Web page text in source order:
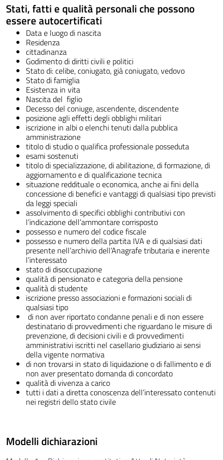
Stati, fatti e qualità personali che possono
essere autocertificati
Data e luogo di nascita
Residenza
cittadinanza
Godimento di diritti civili e politici
Stato di: celibe, coniugato, già coniugato, vedovo
Stato di famiglia
Esistenza in vita
Nascita del figlio
Decesso del coniuge, ascendente, discendente
posizione agli effetti degli obblighi militari
iscrizione in albi o elenchi tenuti dalla pubblica
amministrazione
titolo di studio o qualifica professionale posseduta
esami sostenuti
titolo di specializzazione, di abilitazione, di formazione, di
aggiornamento e di qualificazione tecnica
situazione reddituale o economica, anche ai fini della
concessione di benefici e vantaggi di qualsiasi tipo previsti
da leggi speciali
assolvimento di specifici obblighi contributivi con
l’indicazione dell’ammontare corrisposto
possesso e numero del codice fiscale
possesso e numero della partita IVA e di qualsiasi dati
presente nell’archivio dell’Anagrafe tributaria e inerente
l’interessato
stato di disoccupazione
qualità di pensionato e categoria della pensione
qualità di studente
iscrizione presso associazioni e formazioni sociali di
qualsiasi tipo
di non aver riportato condanne penali e di non essere
destinatario di provvedimenti che riguardano le misure di
prevenzione, di decisioni civili e di provvedimenti
amministrativi iscritti nel casellario giudiziario ai sensi
della vigente normativa
di non trovarsi in stato di liquidazione o di fallimento e di
non aver presentato domanda di concordato
qualità di vivenza a carico
tutti i dati a diretta conoscenza dell’interessato contenuti
nei registri dello stato civile
Modelli dichiarazioni